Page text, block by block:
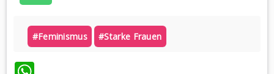
#feminismus #starke Frauen